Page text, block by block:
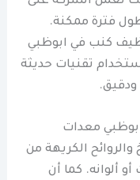
فترة ممكنة.
كنب في ابوظبي
تقنيات حديثة
معدات
الكريهة من
ألوانه. كما أن